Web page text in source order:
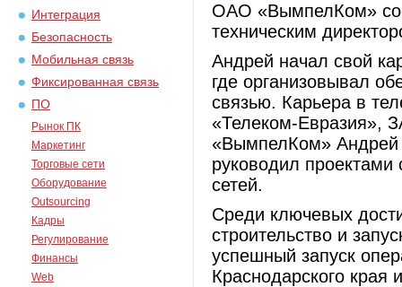
Интеграция
Безопасность
Мобильная связь
Фиксированная связь
ПО
Рынок ПК
Маркетинг
Торговые сети
Оборудование
Outsourcing
Кадры
Регулирование
Финансы
Web
ОАО «ВымпелКом»
техническим
Андрей начал свой
где организовывал
связью. Карьера в
«Телеком-Евразия»,
«ВымпелКом»
руководил проектами
сетей.
Среди ключевых
строительство и
успешный запуск
Краснодарского